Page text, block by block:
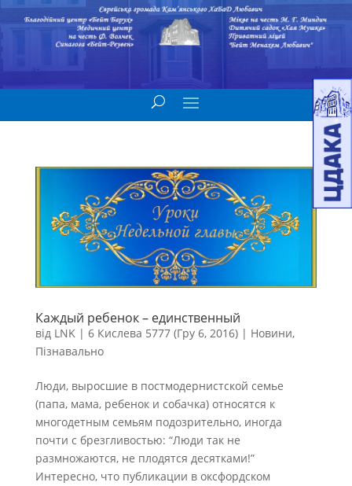
Каждый ребенок – единственный
від LNK| 6 Кислева 5777 (Гру 6, 2016)| Новини,
Пізнавально
Люди, выросшие в постмодернистской семье
(папа, мама, ребенок и собачка) относятся к
многодетным семьям подозрительно, иногда
почти с брезгливостью: “Люди так не
размножаются, не плодятся десятками!”
Интересно, что публикации в оксфордском